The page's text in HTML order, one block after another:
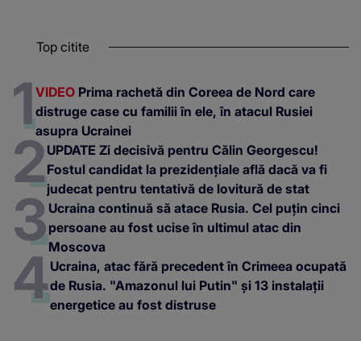
Top citite
VIDEO Prima rachetă din Coreea de Nord care
distruge case cu familii în ele, în atacul Rusiei
asupra Ucrainei
UPDATE Zi decisivă pentru Călin Georgescu!
Fostul candidat la prezidențiale află dacă va fi
judecat pentru tentativă de lovitură de stat
Ucraina continuă să atace Rusia. Cel puțin cinci
persoane au fost ucise în ultimul atac din
Moscova
Ucraina, atac fără precedent în Crimeea ocupată
de Rusia. "Amazonul lui Putin" și 13 instalații
energetice au fost distruse